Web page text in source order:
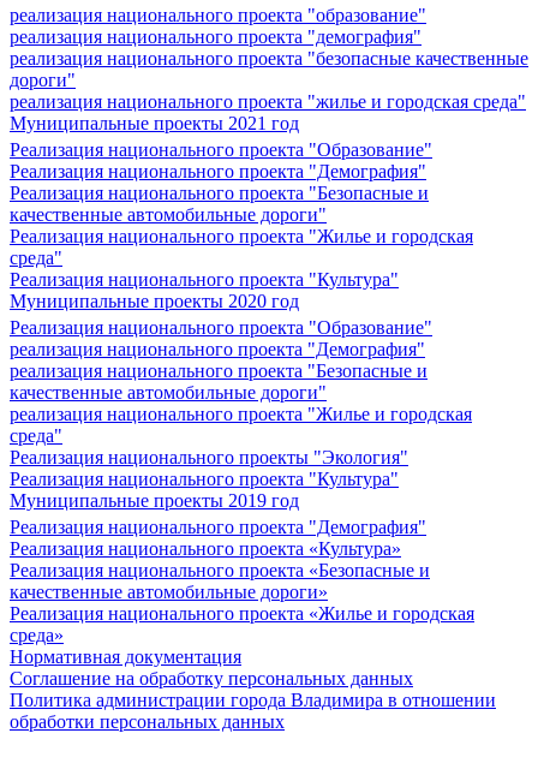
реализация национального проекта "образование"
реализация национального проекта "демография"
реализация национального проекта "безопасные качественные
дороги"
реализация национального проекта "жилье и городская среда"
Муниципальные проекты 2021 год
Реализация национального проекта "Образование"
Реализация национального проекта "Демография"
Реализация национального проекта "Безопасные и
качественные автомобильные дороги"
Реализация национального проекта "Жилье и городская
среда"
Реализация национального проекта "Культура"
Муниципальные проекты 2020 год
Реализация национального проекта "Образование"
реализация национального проекта "Демография"
реализация национального проекта "Безопасные и
качественные автомобильные дороги"
реализация национального проекта "Жилье и городская
среда"
Реализация национального проекты "Экология"
Реализация национального проекта "Культура"
Муниципальные проекты 2019 год
Реализация национального проекта "Демография"
Реализация национального проекта «Культура»
Реализация национального проекта «Безопасные и
качественные автомобильные дороги»
Реализация национального проекта «Жилье и городская
среда»
Нормативная документация
Соглашение на обработку персональных данных
Политика администрации города Владимира в отношении
обработки персональных данных